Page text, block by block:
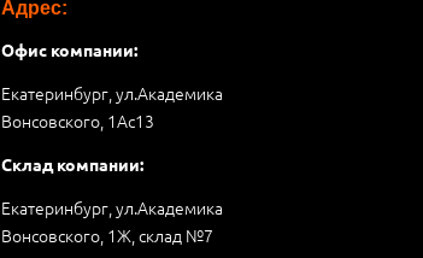
Адрес:
Офис компании:
Екатеринбург, ул.Академика
Вонсовского, 1Аc13
Склад компании:
Екатеринбург, ул.Академика
Вонсовского, 1Ж, склад №7